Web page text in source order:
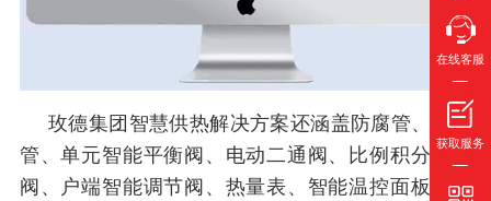
玫德集团智慧供热解决方案还涵盖防腐管、保温
管、单元智能平衡阀、电动二通阀、比例积分调节
阀、户端智能调节阀、热量表、智能温控面板等硬
在线客服
获取服务